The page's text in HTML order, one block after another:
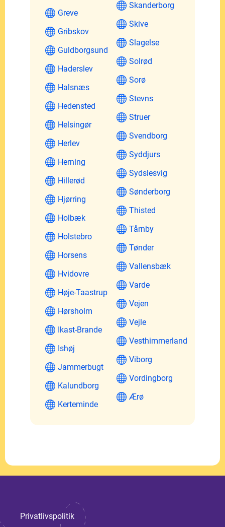
Greve
Gribskov
Guldborgsund
Haderslev
Halsnæs
Hedensted
Helsingør
Herlev
Herning
Hillerød
Hjørring
Holbæk
Holstebro
Horsens
Hvidovre
Høje-Taastrup
Hørsholm
Ikast-Brande
Ishøj
Jammerbugt
Kalundborg
Kerteminde
Skanderborg
Skive
Slagelse
Solrød
Sorø
Stevns
Struer
Svendborg
Syddjurs
Sydslesvig
Sønderborg
Thisted
Tårnby
Tønder
Vallensbæk
Varde
Vejen
Vejle
Vesthimmerland
Viborg
Vordingborg
Ærø
Privatlivspolitik